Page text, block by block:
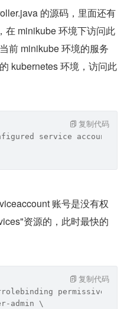
的源码，里面还有
在 minikube 环境下访问此
前 minikube 环境的服务
kubernetes 环境，访问此
service
复制代码
账号是没有权
资源的，此时最快的
permissive-
admin \
复制代码